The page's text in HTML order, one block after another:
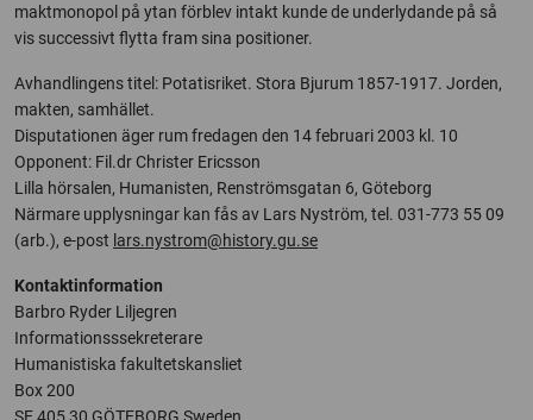
maktmonopol på ytan förblev intakt kunde de underlydande på så
vis successivt flytta fram sina positioner.
Avhandlingens titel: Potatisriket. Stora Bjurum 1857-1917. Jorden,
makten, samhället.
Disputationen äger rum fredagen den 14 februari 2003 kl. 10
Opponent: Fil.dr Christer Ericsson
Lilla hörsalen, Humanisten, Renströmsgatan 6, Göteborg
Närmare upplysningar kan fås av Lars Nyström, tel. 031-773 55 09
(arb.), e-post lars.nystrom@history.gu.se
Kontaktinformation
Barbro Ryder Liljegren
Informationsssekreterare
Humanistiska fakultetskansliet
Box 200